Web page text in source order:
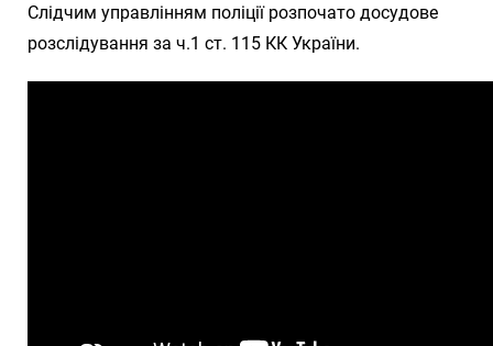
Слідчим управлінням поліції розпочато досудове
розслідування за ч.1 ст. 115 КК України.